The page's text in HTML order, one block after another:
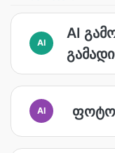
AI
AI
AI